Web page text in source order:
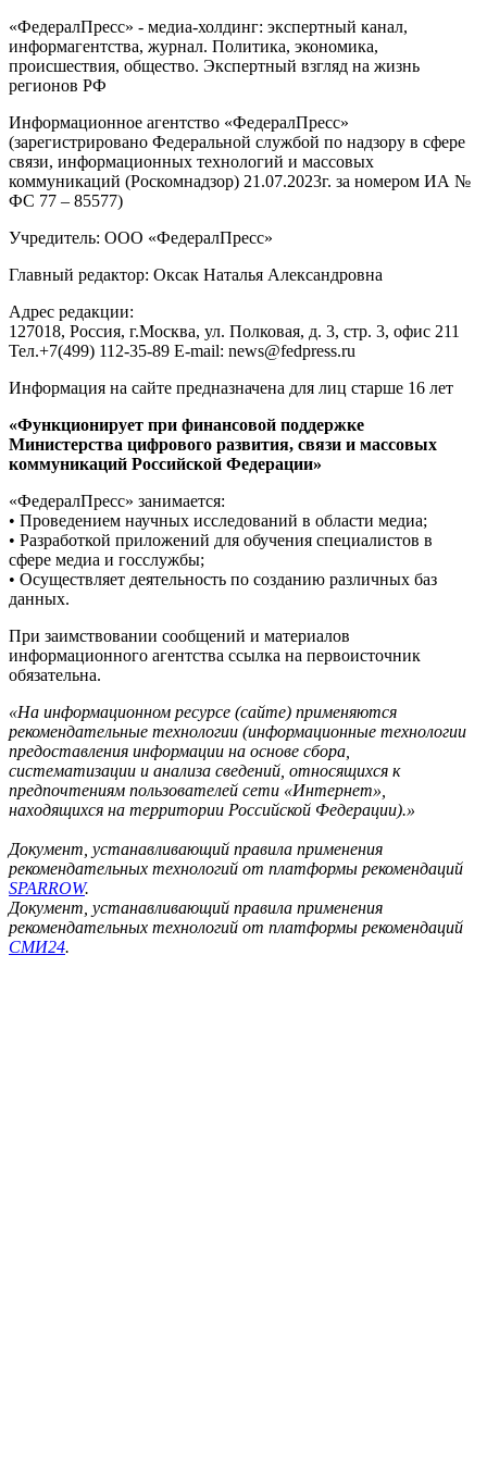
«ФедералПресс» - медиа-холдинг: экспертный канал,
информагентства, журнал. Политика, экономика,
происшествия, общество. Экспертный взгляд на жизнь
регионов РФ
Информационное агентство «ФедералПресс»
(зарегистрировано Федеральной службой по надзору в сфере
связи, информационных технологий и массовых
коммуникаций (Роскомнадзор) 21.07.2023г. за номером ИА №
ФС 77 – 85577)
Учредитель: ООО «ФедералПресс»
Главный редактор: Оксак Наталья Александровна
Адрес редакции:
127018, Россия, г.Москва, ул. Полковая, д. 3, стр. 3, офис 211
Тел.+7(499) 112-35-89 E-mail: news@fedpress.ru
Информация на сайте предназначена для лиц старше 16 лет
«Функционирует при финансовой поддержке
Министерства цифрового развития, связи и массовых
коммуникаций Российской Федерации»
«ФедералПресс» занимается:
• Проведением научных исследований в области медиа;
• Разработкой приложений для обучения специалистов в
сфере медиа и госслужбы;
• Осуществляет деятельность по созданию различных баз
данных.
При заимствовании сообщений и материалов
информационного агентства ссылка на первоисточник
обязательна.
«На информационном ресурсе (сайте) применяются
рекомендательные технологии (информационные технологии
предоставления информации на основе сбора,
систематизации и анализа сведений, относящихся к
предпочтениям пользователей сети «Интернет»,
находящихся на территории Российской Федерации).»
Документ, устанавливающий правила применения
рекомендательных технологий от платформы рекомендаций
SPARROW.
Документ, устанавливающий правила применения
рекомендательных технологий от платформы рекомендаций
СМИ24.